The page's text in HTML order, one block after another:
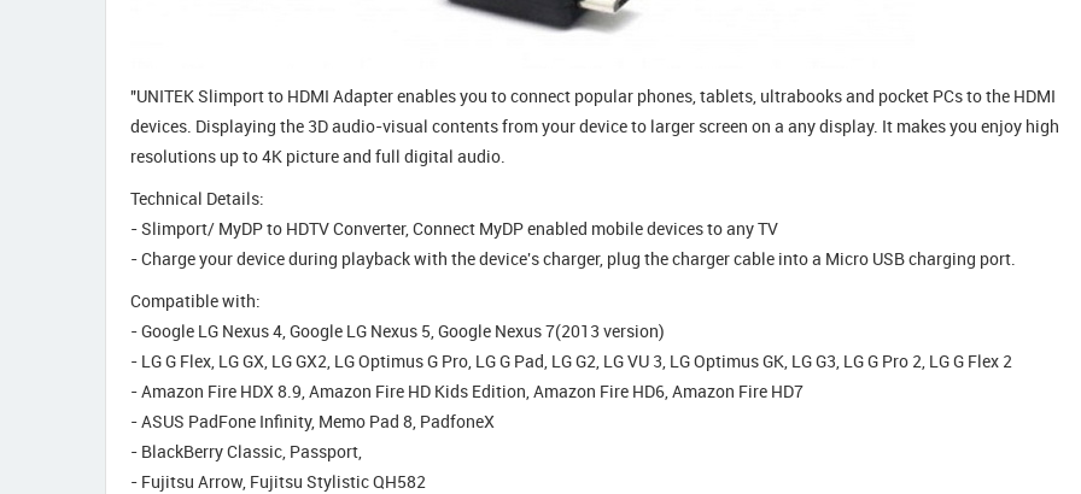
"UNITEK Slimport to HDMI Adapter enables you to connect popular phones, tablets, ultrabooks and pocket PCs to the HDMI
devices. Displaying the 3D audio-visual contents from your device to larger screen on a any display. It makes you enjoy high
resolutions up to 4K picture and full digital audio.
Technical Details:
- Slimport/ MyDP to HDTV Converter, Connect MyDP enabled mobile devices to any TV
- Charge your device during playback with the device's charger, plug the charger cable into a Micro USB charging port.
Compatible with:
- Google LG Nexus 4, Google LG Nexus 5, Google Nexus 7(2013 version)
- LG G Flex, LG GX, LG GX2, LG Optimus G Pro, LG G Pad, LG G2, LG VU 3, LG Optimus GK, LG G3, LG G Pro 2, LG G Flex 2
- Amazon Fire HDX 8.9, Amazon Fire HD Kids Edition, Amazon Fire HD6, Amazon Fire HD7
- ASUS PadFone Infinity, Memo Pad 8, PadfoneX
- BlackBerry Classic, Passport,
- Fujitsu Arrow, Fujitsu Stylistic QH582